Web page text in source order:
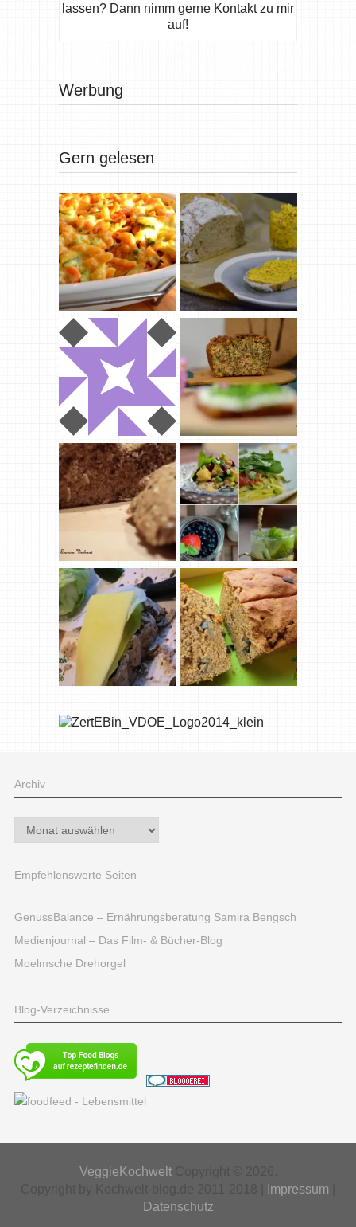
lassen? Dann nimm gerne Kontakt zu mir
auf!
Werbung
Gern gelesen
Archiv
Archiv
Empfehlenswerte Seiten
GenussBalance – Ernährungsberatung Samira Bengsch
Medienjournal – Das Film- & Bücher-Blog
Moelmsche Drehorgel
Blog-Verzeichnisse
VeggieKochweltCopyright © 2026.
Impressum
Datenschutz